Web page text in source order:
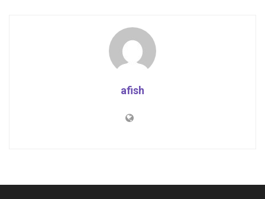
afish